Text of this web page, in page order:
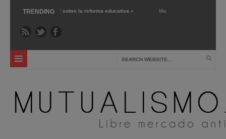
TRENDING
mercado’ sobre la reforma educativa »
Gary Chartier nos presenta